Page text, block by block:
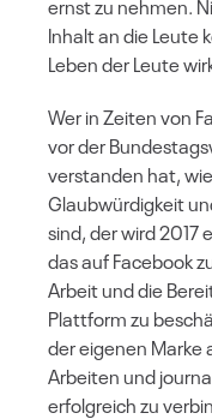
ernst zu nehmen.
Inhalt an die Leute
Leben der Leute
Wer in Zeiten von
vor der
verstanden hat,
Glaubwürdigkeit
sind, der wird 2017
das auf Facebook
Arbeit und die
Plattform zu
der eigenen
Arbeiten und
erfolgreich zu